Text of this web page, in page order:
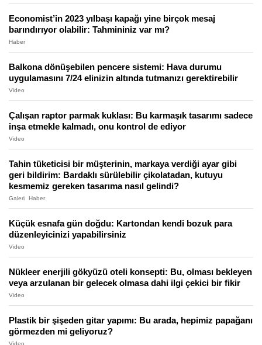
Economist’in 2023 yılbaşı kapağı yine birçok mesaj
barındırıyor olabilir: Tahmininiz var mı?
Haber
Balkona dönüşebilen pencere sistemi: Hava durumu
uygulamasını 7/24 elinizin altında tutmanızı gerektirebilir
Video
Çalışan raptor parmak kuklası: Bu karmaşık tasarımı sadece
inşa etmekle kalmadı, onu kontrol de ediyor
Video
Tahin tüketicisi bir müşterinin, markaya verdiği ayar gibi
geri bildirim: Bardaklı sürülebilir çikolatadan, kutuyu
kesmemiz gereken tasarıma nasıl gelindi?
Galeri Haber
Küçük esnafa gün doğdu: Kartondan kendi bozuk para
düzenleyicinizi yapabilirsiniz
Video
Nükleer enerjili gökyüzü oteli konsepti: Bu, olması bekleyen
veya arzulanan bir gelecek olmasa dahi ilgi çekici bir fikir
Video
Plastik bir şişeden gitar yapımı: Bu arada, hepimiz papağanı
görmezden mi geliyoruz?
Video